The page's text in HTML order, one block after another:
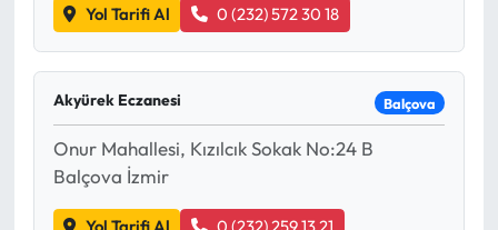
Yol Tarifi Al 0 (232) 572 30 18
Akyürek Eczanesi Balçova
Onur Mahallesi, Kızılcık Sokak No:24 B
Balçova İzmir